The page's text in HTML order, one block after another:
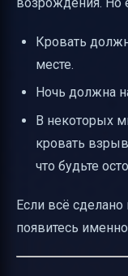
Кровать
месте.
Ночь должна
В некоторых
кровать
что будьте
Если всё
появитесь